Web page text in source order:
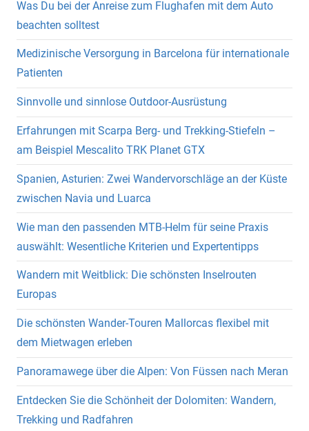
Was Du bei der Anreise zum Flughafen mit dem Auto
beachten solltest
Medizinische Versorgung in Barcelona für internationale
Patienten
Sinnvolle und sinnlose Outdoor-Ausrüstung
Erfahrungen mit Scarpa Berg- und Trekking-Stiefeln –
am Beispiel Mescalito TRK Planet GTX
Spanien, Asturien: Zwei Wandervorschläge an der Küste
zwischen Navia und Luarca
Wie man den passenden MTB-Helm für seine Praxis
auswählt: Wesentliche Kriterien und Expertentipps
Wandern mit Weitblick: Die schönsten Inselrouten
Europas
Die schönsten Wander-Touren Mallorcas flexibel mit
dem Mietwagen erleben
Panoramawege über die Alpen: Von Füssen nach Meran
Entdecken Sie die Schönheit der Dolomiten: Wandern,
Trekking und Radfahren